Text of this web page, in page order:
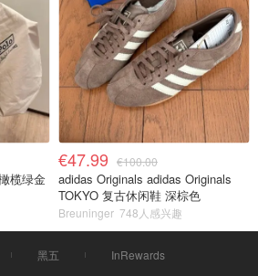
榄绿金
€47.99 €100.00
adidas Originals adidas Originals
TOKYO 复古休闲鞋 深棕色
Breuninger 748人感兴趣
黑五
InRewards